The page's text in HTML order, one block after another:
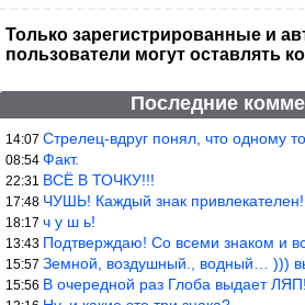
Только зарегистрированные и
пользователи могут оставлять
Последние
14:07 Стрелец-вдруг понял, что одному
08:54 Факт.
22:31 ВСЁ В ТОЧКУ!!!
17:48 ЧУШЬ! Каждый знак привлекателен! И
18:17 ч у ш ь!
13:43 Подтверждаю! Со всеми знаком и
15:57 Земной, воздушный., водный… )))
15:56 В очередной раз Глоба выдает ЛЯП! А